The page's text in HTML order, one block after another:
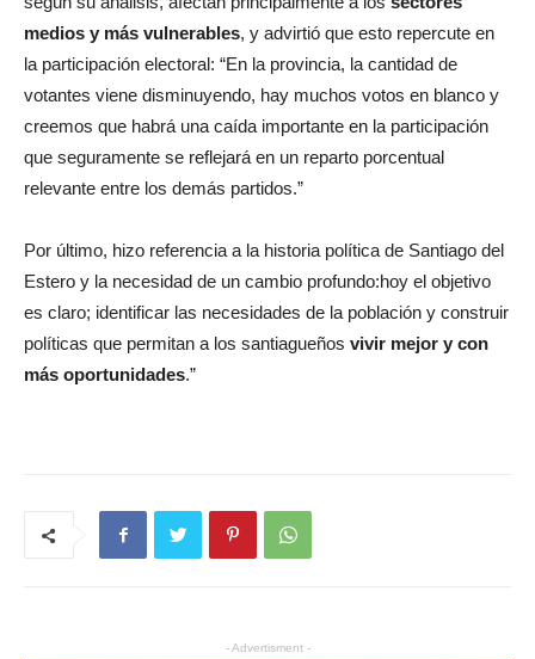
medios y más vulnerables, y advirtió que esto repercute en
la participación electoral: “En la provincia, la cantidad de
votantes viene disminuyendo, hay muchos votos en blanco y
creemos que habrá una caída importante en la participación
que seguramente se reflejará en un reparto porcentual
relevante entre los demás partidos.”
Por último, hizo referencia a la historia política de Santiago del
Estero y la necesidad de un cambio profundo:hoy el objetivo
es claro; identificar las necesidades de la población y construir
políticas que permitan a los santiagueños vivir mejor y con
más oportunidades.”
- Advertisment -